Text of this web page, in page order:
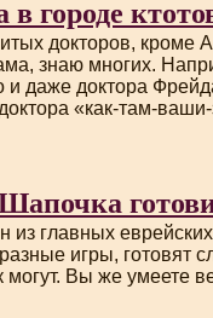
городе
докторов, кроме
знаю многих.
и даже доктора
«как-там-
главных
игры, готовят
могут. Вы же умеете